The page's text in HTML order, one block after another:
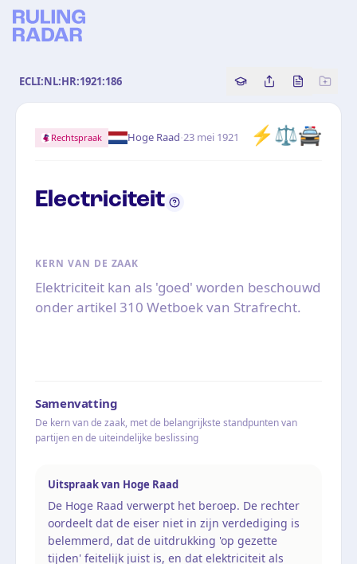
ECLI:NL:HR:1921:186 Copy source
Share this
Bekijk
⚡⚖️🚔
Rechtspraak Hoge Raad·23 mei 1921
Electriciteit
KERN VAN DE ZAAK
Elektriciteit kan als 'goed' worden beschouwd
onder artikel 310 Wetboek van Strafrecht.
Samenvatting
De kern van de zaak, met de belangrijkste standpunten van
partijen en de uiteindelijke beslissing
Uitspraak van Hoge Raad
De Hoge Raad verwerpt het beroep. De rechter
oordeelt dat de eiser niet in zijn verdediging is
belemmerd, dat de uitdrukking 'op gezette
tijden' feitelijk juist is, en dat elektriciteit als